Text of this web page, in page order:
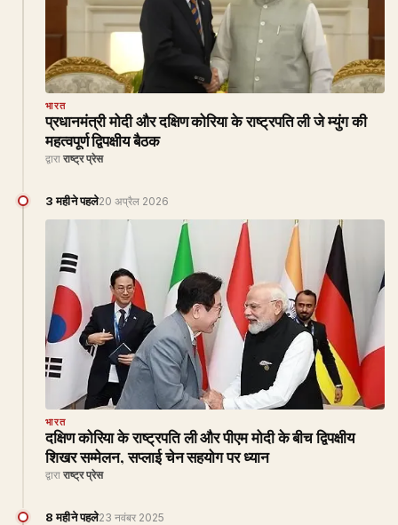
भारत
प्रधानमंत्री मोदी और दक्षिण कोरिया के राष्ट्रपति ली जे म्युंग की
महत्वपूर्ण द्विपक्षीय बैठक
द्वारा राष्ट्र प्रेस
3 महीने पहले20 अप्रैल 2026
भारत
दक्षिण कोरिया के राष्ट्रपति ली और पीएम मोदी के बीच द्विपक्षीय
शिखर सम्मेलन, सप्लाई चेन सहयोग पर ध्यान
द्वारा राष्ट्र प्रेस
8 महीने पहले23 नवंबर 2025